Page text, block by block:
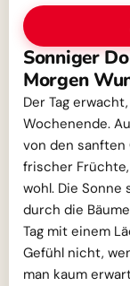
Sonniger
Morgen
Der Tag
Wochenende.
von den sanften
frischer
wohl. Die
durch die
Tag mit einem
Gefühl nicht,
man kaum